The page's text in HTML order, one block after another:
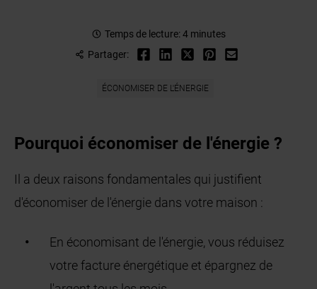
Temps de lecture: 4 minutes
Partager:
ÉCONOMISER DE L'ÉNERGIE
Pourquoi économiser de l'énergie ?
Il a deux raisons fondamentales qui justifient
d'économiser de l'énergie dans votre maison :
En économisant de l'énergie, vous réduisez
votre facture énergétique et épargnez de